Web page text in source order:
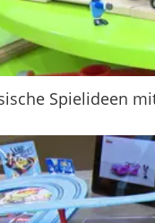
Spielideen